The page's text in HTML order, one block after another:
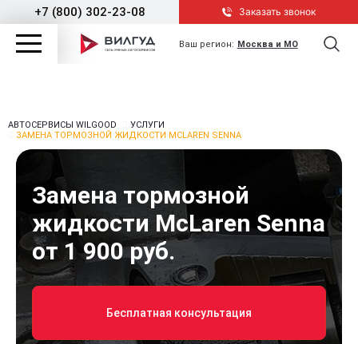
+7 (800) 302-23-08 Заказать звонок
Ваш регион: Москва и МО
АВТОСЕРВИСЫ WILGOOD
УСЛУГИ
ЗАМЕНА ТОРМОЗНОЙ ЖИДКОСТИ MCLAREN SENNA
Замена тормозной
жидкости McLaren Senna
от 1 900 руб.
Бесплатная консультация